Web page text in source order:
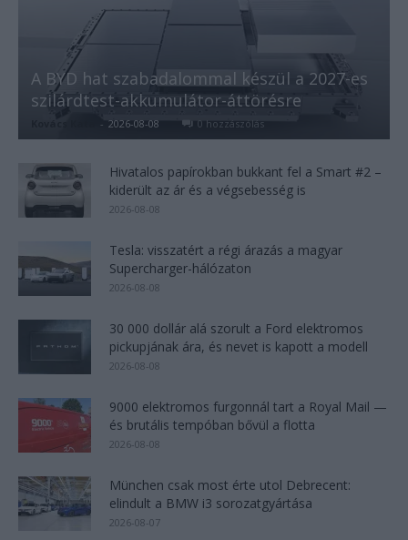
A BYD hat szabadalommal készül a 2027-es
szilárdtest-akkumulátor-áttörésre
- 2026-08-08 0 hozzászólás
Hivatalos papírokban bukkant fel a Smart #2 –
kiderült az ár és a végsebesség is
2026-08-08
Tesla: visszatért a régi árazás a magyar
Supercharger-hálózaton
2026-08-08
30 000 dollár alá szorult a Ford elektromos
pickupjának ára, és nevet is kapott a modell
2026-08-08
9000 elektromos furgonnál tart a Royal Mail —
és brutális tempóban bővül a flotta
2026-08-08
München csak most érte utol Debrecent:
elindult a BMW i3 sorozatgyártása
2026-08-07